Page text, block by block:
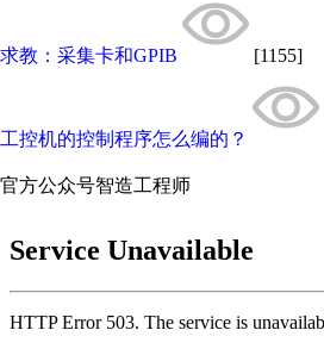
求教：采集卡和GPIB [1155]
工控机的控制程序怎么编的？
官方公众号智造工程师